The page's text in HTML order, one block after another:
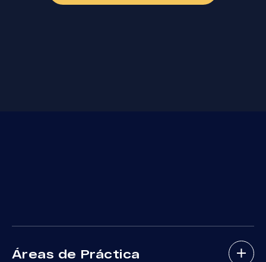
Áreas de Práctica